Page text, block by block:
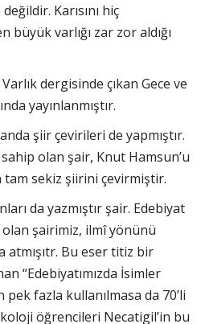
Karısını hiç
büyük varlığı zar zor aldığı
dergisinde çıkan Gece ve
yayınlanmıştır.
şiir çevirileri de yapmıştır.
olan şair, Knut Hamsun’u
sekiz şiirini çevirmiştir.
da yazmıştır şair. Edebiyat
şairimiz, ilmî yönünü
Bu eser titiz bir
“Edebiyatımızda İsimler
pek fazla kullanılmasa da 70’li
öğrencileri Necatigil’in bu